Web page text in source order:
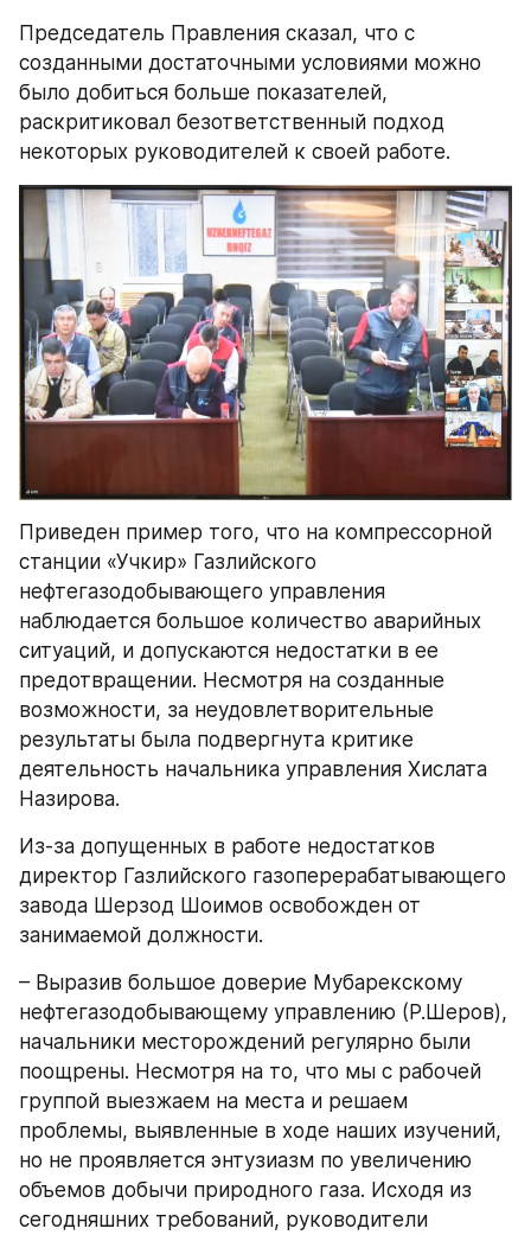
Председатель Правления сказал, что с
созданными достаточными условиями можно
было добиться больше показателей,
раскритиковал безответственный подход
некоторых руководителей к своей работе.
Приведен пример того, что на компрессорной
станции «Учкир» Газлийского
нефтегазодобывающего управления
наблюдается большое количество аварийных
ситуаций, и допускаются недостатки в ее
предотвращении. Несмотря на созданные
возможности, за неудовлетворительные
результаты была подвергнута критике
деятельность начальника управления Хислата
Назирова.
Из-за допущенных в работе недостатков
директор Газлийского газоперерабатывающего
завода Шерзод Шоимов освобожден от
занимаемой должности.
– Выразив большое доверие Мубарекскому
нефтегазодобывающему управлению (Р.Шеров),
начальники месторождений регулярно были
поощрены. Несмотря на то, что мы с рабочей
группой выезжаем на места и решаем
проблемы, выявленные в ходе наших изучений,
но не проявляется энтузиазм по увеличению
объемов добычи природного газа. Исходя из
сегодняшних требований, руководители